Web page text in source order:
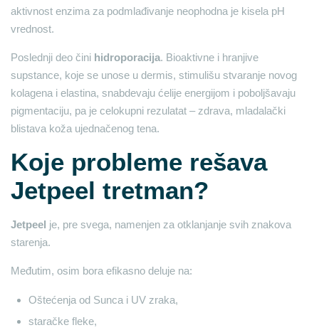
aktivnost enzima za podmlađivanje neophodna je kisela pH
vrednost.
Poslednji deo čini hidroporacija. Bioaktivne i hranjive
supstance, koje se unose u dermis, stimulišu stvaranje novog
kolagena i elastina, snabdevaju ćelije energijom i poboljšavaju
pigmentaciju, pa je celokupni rezulatat – zdrava, mladalački
blistava koža ujednačenog tena.
Koje probleme rešava
Jetpeel tretman?
Jetpeel je, pre svega, namenjen za otklanjanje svih znakova
starenja.
Međutim, osim bora efikasno deluje na:
Oštećenja od Sunca i UV zraka,
staračke fleke,